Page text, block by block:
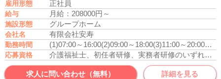
雇用形態 正社員
給与 月給：208000円～
施設形態 グループホーム
会社名 有限会社安寿
勤務時間 (1)07:00～16:00(2)09:00～18:00(3)11:00～20:00休
応募資格 介護福祉士、初任者研修、実務者研修のいずれかの資格をお持ちの方
求人に問い合わせ（無料） 詳細を見る